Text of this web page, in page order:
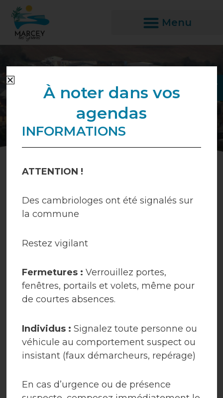
contenu
Droits et démarches
Vie culturelle et
Plan
À noter dans vos
agendas
INFORMATIONS
ATTENTION !
Des cambriologes ont été signalés sur
la commune
Restez vigilant
Fermetures : Verrouillez portes,
fenêtres, portails et volets, même pour
de courtes absences.
Individus : Signalez toute personne ou
véhicule au comportement suspect ou
insistant (faux démarcheurs, repérage)
En cas d’urgence ou de présence